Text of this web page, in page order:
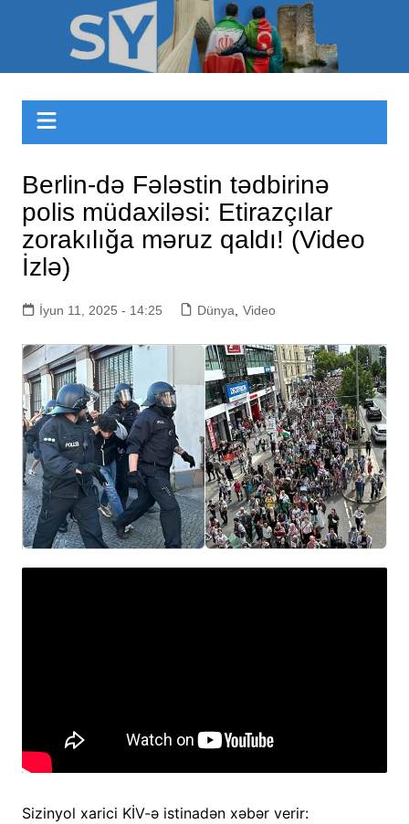
Sizinyol.org
Berlin-də Fələstin tədbirinə
polis müdaxiləsi: Etirazçılar
zorakılığa məruz qaldı! (Video
İzlə)
İyun 11, 2025 - 14:25 Dünya Video
Sizinyol xarici KİV-ə istinadən xəbər verir: